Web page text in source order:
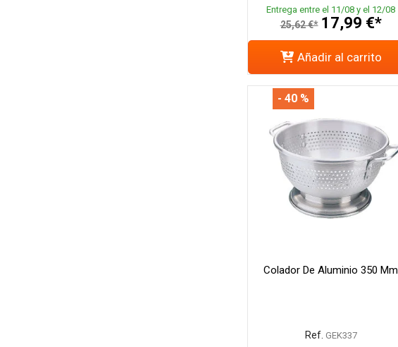
Entrega entre el 11/08 y el 12/08
25,62 €* 17,99 €*
Añadir al carrito
Colador De Aluminio 350 Mm
Ref. GEK337
- 40 %